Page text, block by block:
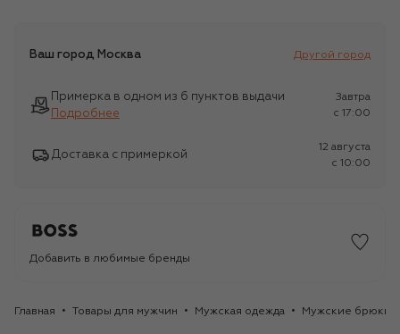
Ваш город Москва Другой город
Примерка в одном из 6 пунктов выдачи
Подробнее
Завтра
c 17:00
Доставка с примеркой
12 августа
c 10:00
Добавить в любимые бренды
Главная Товары для мужчин Мужская одежда Мужские брюки